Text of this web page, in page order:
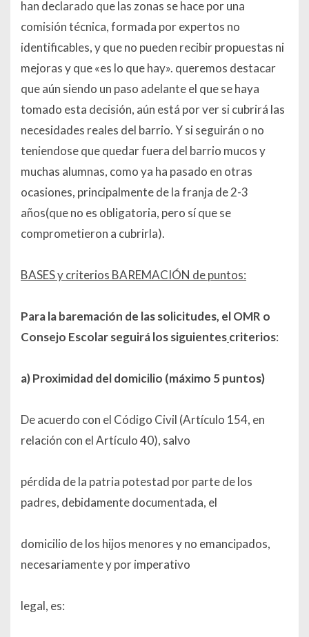
han declarado que las zonas se hace por una
comisión técnica, formada por expertos no
identificables, y que no pueden recibir propuestas ni
mejoras y que «es lo que hay». queremos destacar
que aún siendo un paso adelante el que se haya
tomado esta decisión, aún está por ver si cubrirá las
necesidades reales del barrio. Y si seguirán o no
teniendose que quedar fuera del barrio mucos y
muchas alumnas, como ya ha pasado en otras
ocasiones, principalmente de la franja de 2-3
años(que no es obligatoria, pero sí que se
comprometieron a cubrirla).
BASES y criterios BAREMACIÓN de puntos:
Para la baremación de las solicitudes, el OMR o
Consejo Escolar seguirá los siguientescriterios:
a) Proximidad del domicilio (máximo 5 puntos)
De acuerdo con el Código Civil (Artículo 154, en
relación con el Artículo 40), salvo
pérdida de la patria potestad por parte de los
padres, debidamente documentada, el
domicilio de los hijos menores y no emancipados,
necesariamente y por imperativo
legal, es: